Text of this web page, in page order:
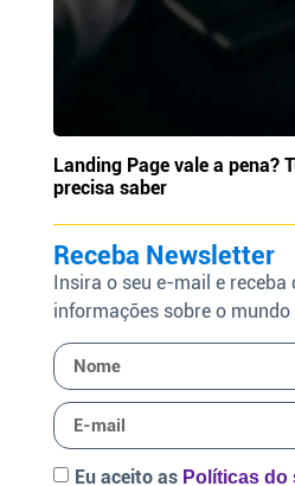
Landing Page vale a pena?
precisa saber
Receba Newsletter
Insira o seu e-mail e receba
informações sobre o
Eu aceito as Políticas do